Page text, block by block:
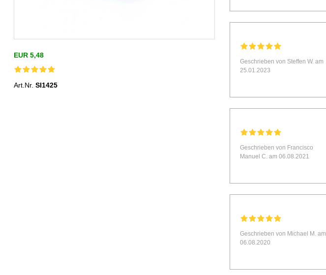
EUR 5,48
Art.Nr.SI1425
Geschrieben von Steffen W. am
25.01.2023
Geschrieben von Francisco
Manuel C. am 06.08.2021
Geschrieben von Michael M. am
06.08.2020